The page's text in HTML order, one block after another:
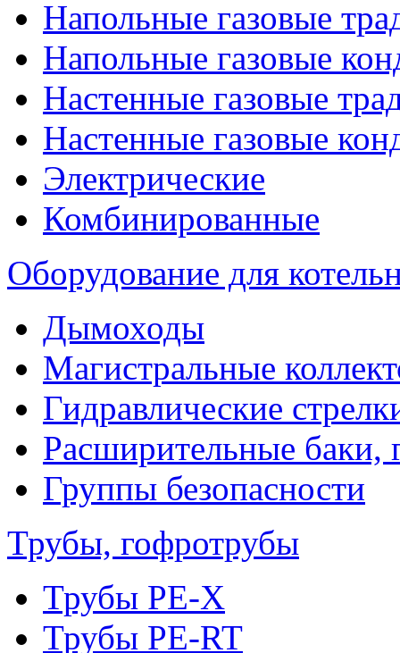
Напольные газовые
Напольные газовые
Настенные газовые
Настенные газовые
Электрические
Комбинированные
Оборудование для
Дымоходы
Магистральные
Гидравлические
Расширительные баки,
Группы безопасности
Трубы, гофротрубы
Трубы PE-X
Трубы PE-RT